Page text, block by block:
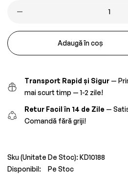
Adaugă în coș
Transport Rapid și Sigur —
mai scurt timp — 1-2 zile!
Retur Facil în 14 de Zile —
Comandă fără griji!
Sku (Unitate De Stoc): KD10188
Disponibil:
Pe Stoc